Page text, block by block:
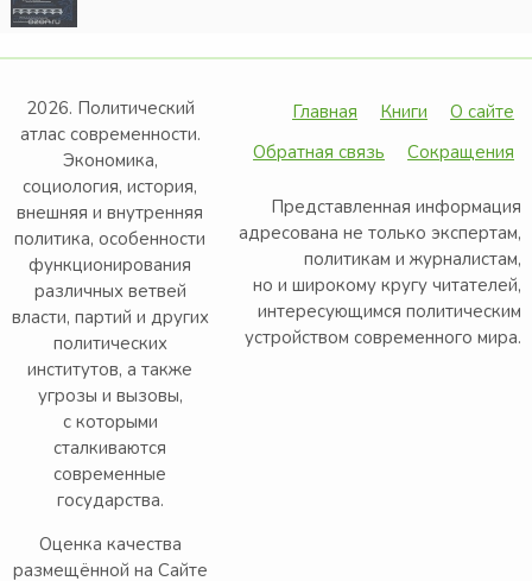
2026. Политический
атлас современности.
Экономика,
социология, история,
внешняя и внутренняя
политика, особенности
функционирования
различных ветвей
власти, партий и других
политических
институтов, а также
угрозы и вызовы,
с которыми
сталкиваются
современные
государства.
Оценка качества
размещённой на Сайте
Главная Книги
О сайте
Обратная связь
Сокращения
Представленная информация
адресована не только экспертам,
политикам и журналистам,
но и широкому кругу читателей,
интересующимся политическим
устройством современного мира.